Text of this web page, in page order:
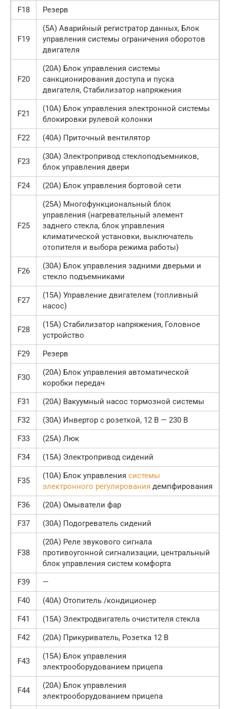
F18 Резерв
F19
(5А) Аварийный регистратор данных, Блок
управления системы ограничения оборотов
двигателя
F20
(20А) Блок управления системы
санкционирования доступа и пуска
двигателя, Стабилизатор напряжения
F21
(10А) Блок управления электронной системы
блокировки рулевой колонки
F22
(40А) Приточный вентилятор
F23
(30А) Электропривод стеклоподъемников,
блок управления двери
F24
(20А) Блок управления бортовой сети
F25
(25А) Многофункциональный блок
управления (нагревательный элемент
заднего стекла, блок управления
климатической установки, выключатель
отопителя и выбора режима работы)
F26
(30А) Блок управления задними дверьми и
стекло подъемниками
F27
(15А) Управление двигателем (топливный
насос)
F28
(15А) Стабилизатор напряжения, Головное
устройство
F29
Резерв
F30
(20А) Блок управления автоматической
коробки передач
F31
(20А) Вакуумный насос тормозной системы
F32
(30А) Инвертор с розеткой, 12 В — 230 В
F33
(25А) Люк
F34
(15А) Электропривод сидений
F35
(10А) Блок управления системы
электронного регулирования демпфирования
F36
(20А) Омыватели фар
F37
(30А) Подогреватель сидений
F38
(20А) Реле звукового сигнала
противоугонной сигнализации, центральный
блок управления систем комфорта
F39
—
F40
(40А) Отопитель /кондиционер
F41
(15А) Электродвигатель очистителя стекла
F42
(20А) Прикуриватель, Розетка 12 В
F43
(15А) Блок управления
электрооборудованием прицепа
F44
(20А) Блок управления
электрооборудованием прицепа